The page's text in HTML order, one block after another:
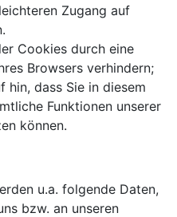
Zugang auf
Cookies durch eine
Browsers verhindern;
hin, dass Sie in diesem
Funktionen unserer
können.
u.a. folgende Daten,
bzw. an unseren